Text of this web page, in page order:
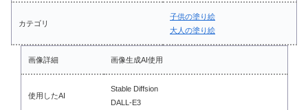
カテゴリ
子供の塗り絵
大人の塗り絵
画像詳細 画像生成AI使用
使用したAI
Stable Diffsion
DALL-E3